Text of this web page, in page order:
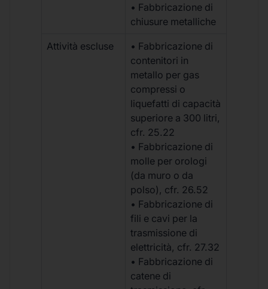
• Fabbricazione di
chiusure metalliche
Attività escluse
• Fabbricazione di
contenitori in
metallo per gas
compressi o
liquefatti di capacità
superiore a 300 litri,
cfr. 25.22
• Fabbricazione di
molle per orologi
(da muro o da
polso), cfr. 26.52
• Fabbricazione di
fili e cavi per la
trasmissione di
elettricità, cfr. 27.32
• Fabbricazione di
catene di